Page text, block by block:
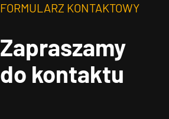
FORMULARZ KONTAKTOWY
Zapraszamy
do kontaktu